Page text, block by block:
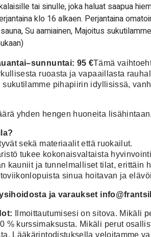
tai sinulle, joka haluat saapua
klo 16 alkaen. Perjantaina
Su aamiainen, Majoitus
95 €Tämä
ruoasta ja vapaaillasta
sukutilamme pihapiirin idyllisissä,
yhden hengen huoneita
sekä materiaalit että ruokailut.
tukee kokonaisvaltaista
kauniit ja tunnelmalliset tilat, erittäin
sinua hoitavan ja
ja varaukset
Ilmoittautumisesi on sitova. Mikäli
% kurssimaksusta. Mikäli perut
Lääkärintodistuksella veloitamme